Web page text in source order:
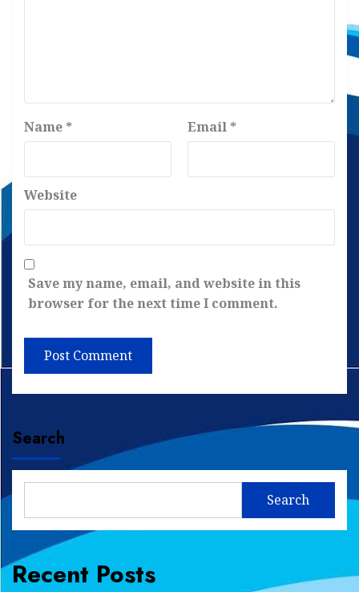
Name * Email *
Website
Save my name, email, and website in this
browser for the next time I comment.
Search
Search
Recent Posts